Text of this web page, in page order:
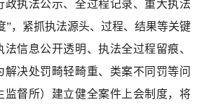
政执法公示、全过程记录、重大执法
”，紧抓执法源头、过程、结果等关键
信息公开透明、执法全过程留痕、
决处罚畸轻畸重、类案不同罚等问
监督所）建立健全案件上会制度，将